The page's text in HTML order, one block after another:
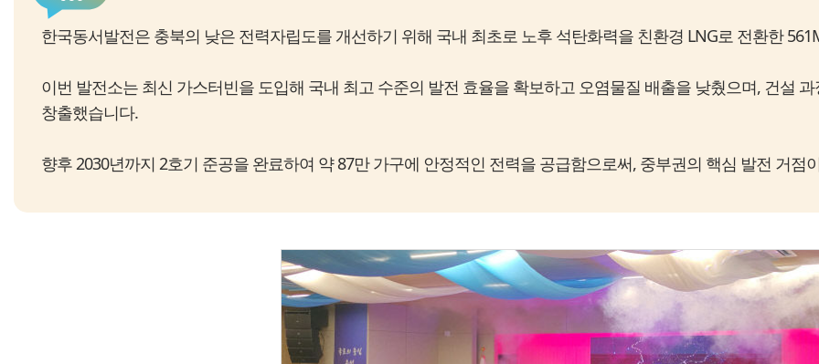
한국동서발전은 충북의 낮은 전력자립도를 개선하기 위해 국내 최초로 노후 석탄화력을 친환경 LNG로 전환한
이번 발전소는 최신 가스터빈을 도입해 국내 최고 수준의 발전 효율을 확보하고 오염물질 배출을 낮췄으며, 건설
창출했습니다.
향후 2030년까지 2호기 준공을 완료하여 약 87만 가구에 안정적인 전력을 공급함으로써, 중부권의 핵심 발전 거